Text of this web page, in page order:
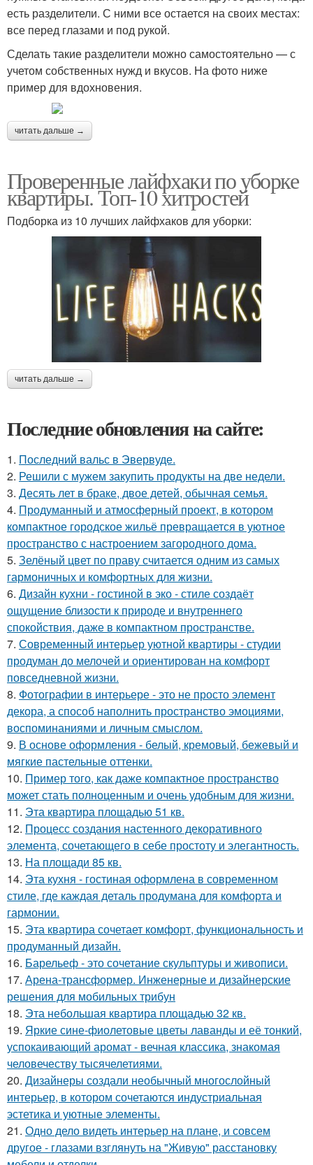
есть разделители. С ними все остается на своих местах:
все перед глазами и под рукой.
Сделать такие разделители можно самостоятельно — с
учетом собственных нужд и вкусов. На фото ниже
пример для вдохновения.
читать дальше →
Проверенные лайфхаки по уборке
квартиры. Топ-10 хитростей
Подборка из 10 лучших лайфхаков для уборки:
читать дальше →
Последние обновления на сайте:
1. Последний вальс в Эвервуде.
2. Решили с мужем закупить продукты на две недели.
3. Десять лет в браке, двое детей, обычная семья.
4. Продуманный и атмосферный проект, в котором
компактное городское жильё превращается в уютное
пространство с настроением загородного дома.
5. Зелёный цвет по праву считается одним из самых
гармоничных и комфортных для жизни.
6. Дизайн кухни - гостиной в эко - стиле создаёт
ощущение близости к природе и внутреннего
спокойствия, даже в компактном пространстве.
7. Современный интерьер уютной квартиры - студии
продуман до мелочей и ориентирован на комфорт
повседневной жизни.
8. Фотографии в интерьере - это не просто элемент
декора, а способ наполнить пространство эмоциями,
воспоминаниями и личным смыслом.
9. В основе оформления - белый, кремовый, бежевый и
мягкие пастельные оттенки.
10. Пример того, как даже компактное пространство
может стать полноценным и очень удобным для жизни.
11. Эта квартира площадью 51 кв.
12. Процесс создания настенного декоративного
элемента, сочетающего в себе простоту и элегантность.
13. На площади 85 кв.
14. Эта кухня - гостиная оформлена в современном
стиле, где каждая деталь продумана для комфорта и
гармонии.
15. Эта квартира сочетает комфорт, функциональность и
продуманный дизайн.
16. Барельеф - это сочетание скульптуры и живописи.
17. Арена-трансформер. Инженерные и дизайнерские
решения для мобильных трибун
18. Эта небольшая квартира площадью 32 кв.
19. Яркие сине-фиолетовые цветы лаванды и её тонкий,
успокаивающий аромат - вечная классика, знакомая
человечеству тысячелетиями.
20. Дизайнеры создали необычный многослойный
интерьер, в котором сочетаются индустриальная
эстетика и уютные элементы.
21. Одно дело видеть интерьер на плане, и совсем
другое - глазами взглянуть на "Живую" расстановку